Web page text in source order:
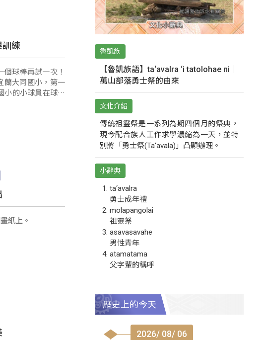
練
球棒再試一次！
蘭大同國小，第一
成，更是不能馬
紙上。
魯凱族
【魯凱族語】ta‘avalra ‘i tatolohae ni｜
萬山部落勇士祭的由來
文化介紹
傳統祖靈祭是一系列為期四個月的祭典，
現今配合族人工作求學濃縮為一天，並特
別將「勇士祭(Ta‘avala)」凸顯辦理。
小辭典
ta‘avalra
勇士成年禮
molapangolai
祖靈祭
asavasavahe
男性青年
atamatama
父字輩的稱呼
歷史上的今天
2026/ 08/ 06